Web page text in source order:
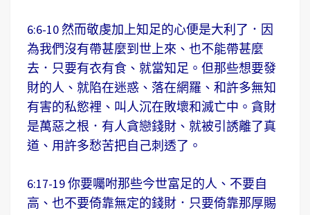
6:6-10 然而敬虔加上知足的心便是大利了．因
為我們沒有帶甚麼到世上來、也不能帶甚麼
去．只要有衣有食、就當知足。但那些想要發
財的人、就陷在迷惑、落在網羅、和許多無知
有害的私慾裡、叫人沉在敗壞和滅亡中。貪財
是萬惡之根．有人貪戀錢財、就被引誘離了真
道、用許多愁苦把自己刺透了。
6:17-19 你要囑咐那些今世富足的人、不要自
高、也不要倚靠無定的錢財．只要倚靠那厚賜